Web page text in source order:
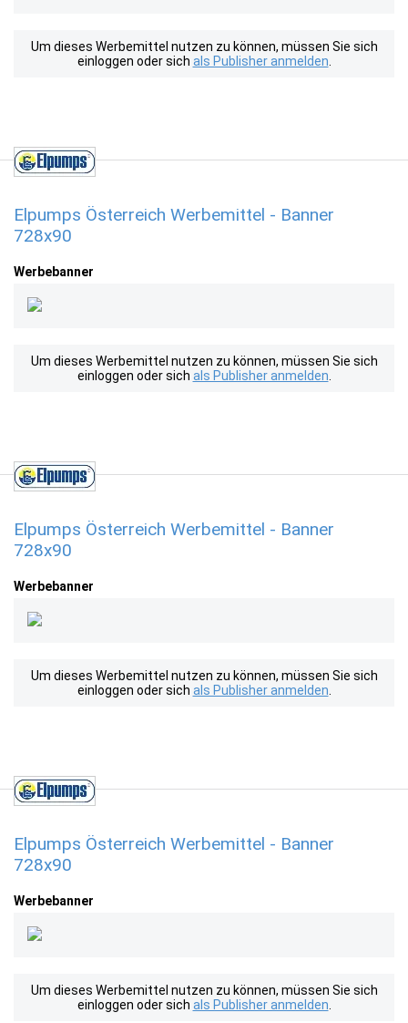
Um dieses Werbemittel nutzen zu können, müssen Sie sich
einloggen oder sich als Publisher anmelden
Elpumps Österreich Werbemittel - Banner
728x90
Werbebanner
Um dieses Werbemittel nutzen zu können, müssen Sie sich
einloggen oder sich als Publisher anmelden
Elpumps Österreich Werbemittel - Banner
728x90
Werbebanner
Um dieses Werbemittel nutzen zu können, müssen Sie sich
einloggen oder sich als Publisher anmelden
Elpumps Österreich Werbemittel - Banner
728x90
Werbebanner
Um dieses Werbemittel nutzen zu können, müssen Sie sich
einloggen oder sich als Publisher anmelden